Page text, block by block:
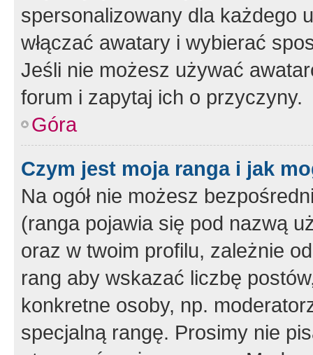
spersonalizowany dla każdego
włączać awatary i wybierać
Jeśli nie możesz używać
forum i zapytaj ich o przyczyny.
Góra
Czym jest moja ranga i jak
Na ogół nie możesz
(ranga pojawia się pod nazwą
oraz w twoim profilu, zależnie
rang aby wskazać liczbę
konkretne osoby, np.
specjalną rangę. Prosimy nie